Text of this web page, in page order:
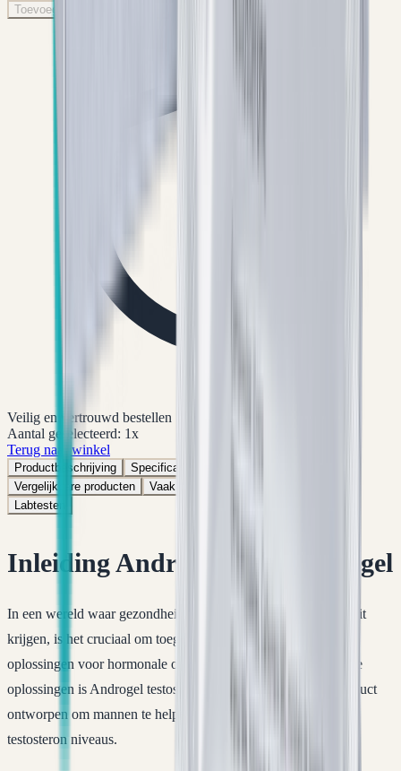
Toevoegen aan winkelwagen
Veilig en vertrouwd bestellen
Aantal geselecteerd: 1x
Terug naar winkel
Productbeschrijving Specificaties
Vergelijkbare producten
Vaak samen gekocht
Labtesten
Inleiding Androgel testosteron gel
In een wereld waar gezondheid en welzijn steeds meer prioriteit
krijgen, is het cruciaal om toegang te hebben tot effectieve
oplossingen voor hormonale onevenwichtigheden. Een van die
oplossingen is Androgel testosteron gel, een baanbrekend product
ontworpen om mannen te helpen bij het herstellen van hun
testosteron niveaus.